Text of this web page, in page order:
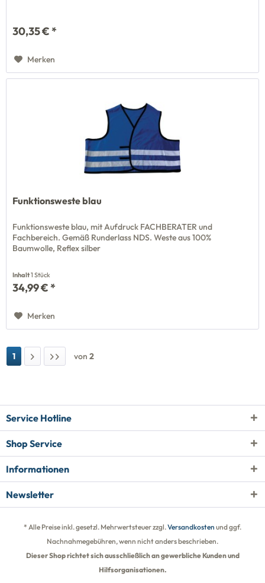
30,35 € *
Merken
Funktionsweste blau
Funktionsweste blau, mit Aufdruck FACHBERATER und
Fachbereich. Gemäß Runderlass NDS. Weste aus 100%
Baumwolle, Reflex silber
Inhalt1 Stück
34,99 € *
Merken
1 von 2
Service Hotline
Shop Service
Informationen
Newsletter
* Alle Preise inkl. gesetzl. Mehrwertsteuer zzgl.Versandkosten und ggf.
Nachnahmegebühren, wenn nicht anders beschrieben.
Dieser Shop richtet sich ausschließlich an gewerbliche Kunden und
Hilfsorganisationen.